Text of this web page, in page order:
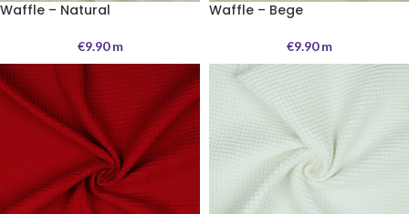
Waffle – Natural
€9.90m
Waffle – Bege
€9.90m